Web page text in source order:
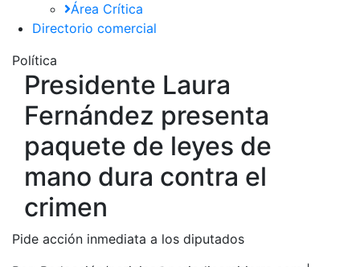
Área Crítica
Directorio comercial
Política
Presidente Laura
Fernández presenta
paquete de leyes de
mano dura contra el
crimen
Pide acción inmediata a los diputados